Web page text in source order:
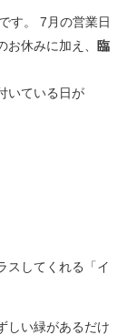
す。 7月の営業日
休みに加え、 臨
いている日が
スしてくれる「イ
しい緑があるだけ